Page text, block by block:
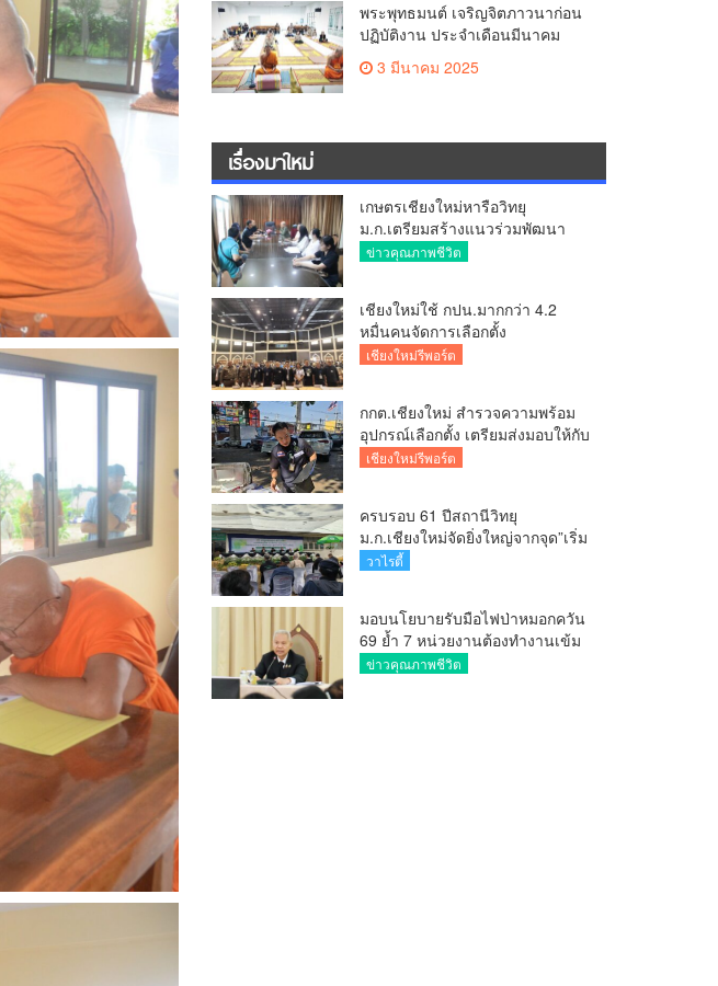
พระพุทธมนต์ เจริญจิตภาวนาก่อน
ปฏิบัติงาน ประจำเดือนมีนาคม
3 มีนาคม 2025
เรื่องมาใหม่
เกษตรเชียงใหม่หารือวิทยุ
ม.ก.เตรียมสร้างแนวร่วมพัฒนา
คุณภาพชีวิตเกษตรกร สื่อสาร
ข่าวคุณภาพชีวิต
เชียงใหม่ใช้ กปน.มากกว่า 4.2
หมื่นคนจัดการเลือกตั้ง
กกต.เชียงใหม่ ร่วมกับ นายอำเภอ
เชียงใหม่รีพอร์ต
กกต.เชียงใหม่ สำรวจความพร้อม
อุปกรณ์เลือกตั้ง เตรียมส่งมอบให้กับ
ทุกหน่วยเลือกตั้งในวันพรุ่งนี้
เชียงใหม่รีพอร์ต
ครบรอบ 61 ปีสถานีวิทยุ
ม.ก.เชียงใหม่จัดยิ่งใหญ่จากจุด”เริ่ม
ต้นจากเสาไม้ไผ่ จนถึงวันที่มี
วาไรตี้
มอบนโยบายรับมือไฟป่าหมอกควัน
69 ย้ำ 7 หน่วยงานต้องทำงานเข้ม
ข้น ชี้ “ผู้ว่า” คีย์แมนสำคัญทำ
ข่าวคุณภาพชีวิต